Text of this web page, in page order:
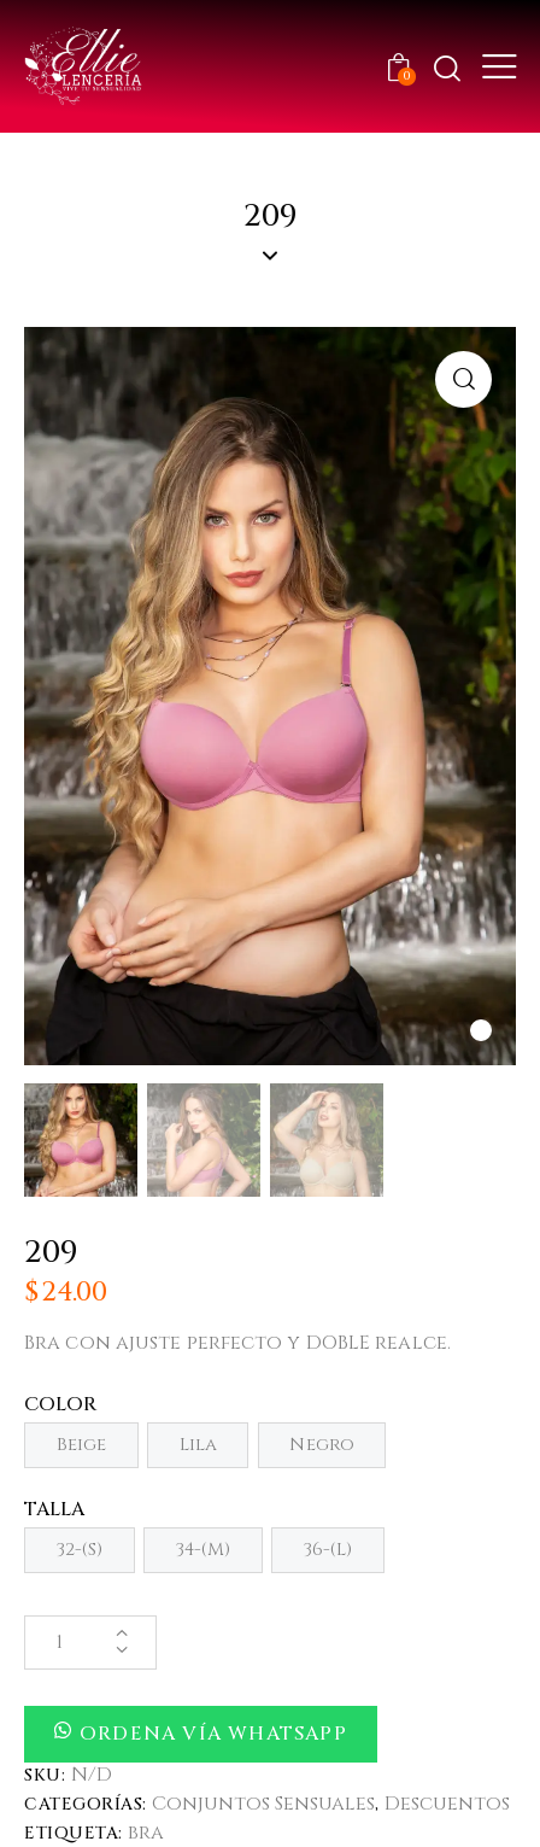
0
209
209
$24.00
Bra con ajuste perfecto y DOBLE realce.
COLOR
Beige Lila Negro
TALLA
32-(S) 34-(M) 36-(L)
ORDENA VÍA WHATSAPP
SKU: N/D
CATEGORÍAS: Conjuntos Sensuales, Descuentos
ETIQUETA: bra